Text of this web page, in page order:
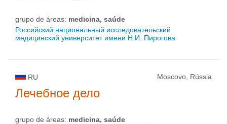
grupo de áreas: medicina, saúde
Российский национальный исследовательский
медицинский университет имени Н.И. Пирогова
RU Moscovo, Rússia
Лечебное дело
grupo de áreas: medicina, saúde